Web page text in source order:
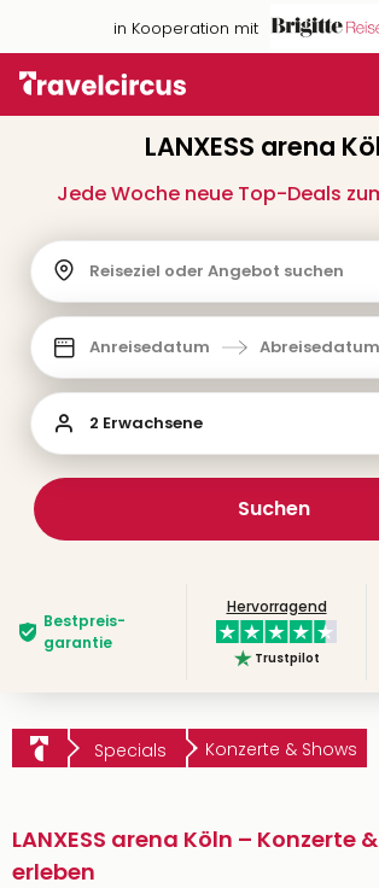
in Kooperation mit
LANXESS arena
Jede Woche neue Top-Deals
Reiseziel oder Angebot suchen
Anreisedatum Abreisedatum
2 Erwachsene
Suchen
Bestpreis­
garantie
Hervorragend
Trustpilot
Specials Konzerte & Shows
LANXESS arena Köln – Konzerte
erleben